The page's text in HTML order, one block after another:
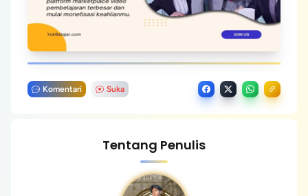
Komentari Suka
Tentang Penulis